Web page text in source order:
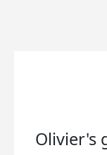
Olivier's